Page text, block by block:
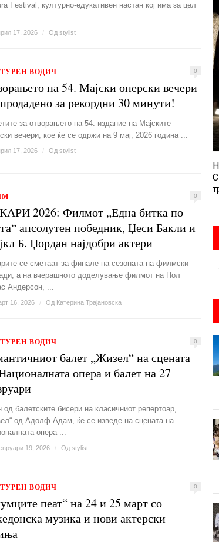
Festival, културно-едукативен настан кој има за цел
17, 2026 / Од stylist
ВОДИЧ 0
на 54. Мајски оперски вечери
за рекордни 30 минути!
за отворањето на 54. издание на Мајските
вечери, кое ќе се одржи на 9 мај, 2026 година ...
17, 2026 / Од stylist
0
2026: Филмот „Една битка по
апсолутен победник, Џеси Бакли и
Б. Џордан најдобри актери
се сметаат за финалe на сезоната на филмски
а на вчерашното доделување филмот на Пол
Андерсон, ...
16, 2026 / Од Катерина Трајановска
ВОДИЧ 0
балет „Жизел“ на сцената
опера и балет на 27
од балетските бисери на класичниот репертоар,
од Адолф Адам, ќе се изведе на сцената на
опера ...
19, 2026 / Од stylist
ВОДИЧ 0
пеат“ на 24 и 25 март со
музика и нови актерски